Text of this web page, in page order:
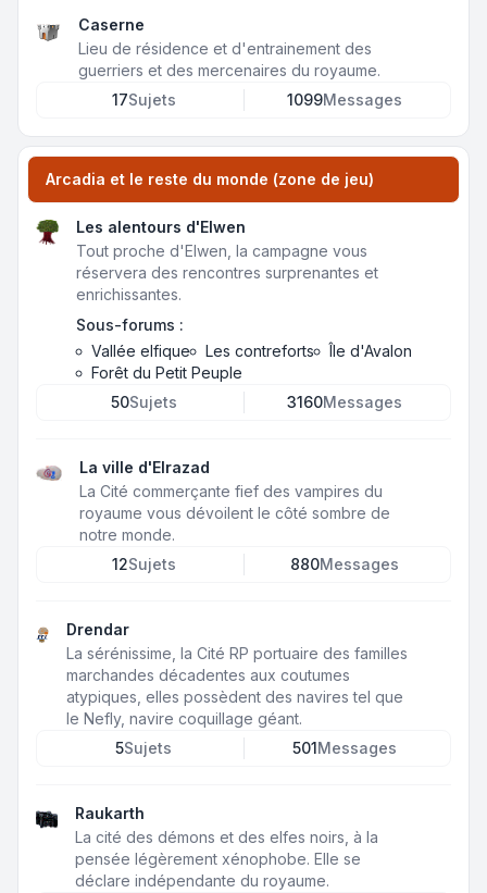
Caserne
Lieu de résidence et d'entrainement des
guerriers et des mercenaires du royaume.
17Sujets 1099Messages
Arcadia et le reste du monde (zone de jeu)
Les alentours d'Elwen
Tout proche d'Elwen, la campagne vous
réservera des rencontres surprenantes et
enrichissantes.
Sous-forums :
Vallée elfique
Les contreforts
Île d'Avalon
Forêt du Petit Peuple
50Sujets 3160Messages
La ville d'Elrazad
La Cité commerçante fief des vampires du
royaume vous dévoilent le côté sombre de
notre monde.
12Sujets 880Messages
Drendar
La sérénissime, la Cité RP portuaire des familles
marchandes décadentes aux coutumes
atypiques, elles possèdent des navires tel que
le Nefly, navire coquillage géant.
5Sujets 501Messages
Raukarth
La cité des démons et des elfes noirs, à la
pensée légèrement xénophobe. Elle se
déclare indépendante du royaume.